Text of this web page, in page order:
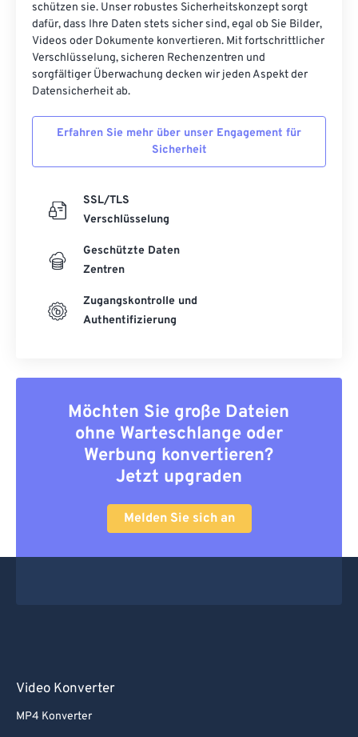
schützen sie. Unser robustes Sicherheitskonzept sorgt
dafür, dass Ihre Daten stets sicher sind, egal ob Sie Bilder,
Videos oder Dokumente konvertieren. Mit fortschrittlicher
Verschlüsselung, sicheren Rechenzentren und
sorgfältiger Überwachung decken wir jeden Aspekt der
Datensicherheit ab.
Erfahren Sie mehr über unser Engagement für
Sicherheit
SSL/TLS
Verschlüsselung
Geschützte Daten
Zentren
Zugangskontrolle und
Authentifizierung
Möchten Sie große Dateien
ohne Warteschlange oder
Werbung konvertieren?
Jetzt upgraden
Melden Sie sich an
Video Konverter
MP4 Konverter